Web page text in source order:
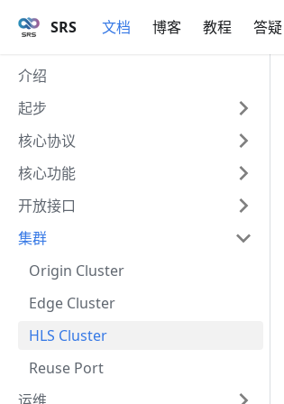
SRS 文档 博客 教程 答疑
介绍
起步
核心协议
核心功能
开放接口
集群
Origin Cluster
Edge Cluster
HLS Cluster
Reuse Port